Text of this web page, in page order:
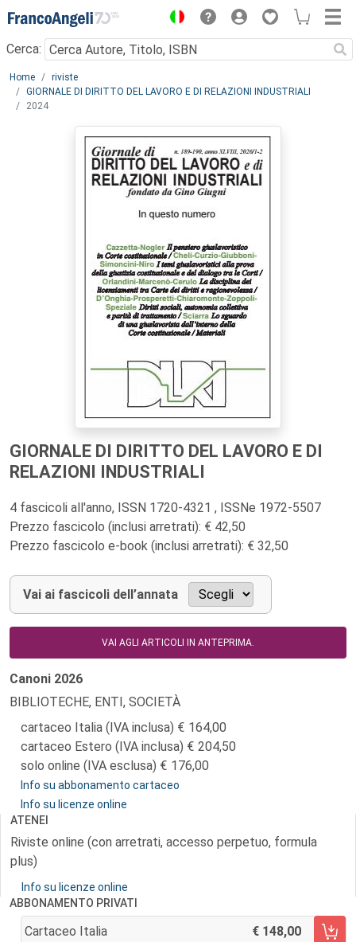
Menu
Cerca:
Main content
Home
riviste
GIORNALE DI DIRITTO DEL LAVORO E DI RELAZIONI INDUSTRIALI
2024
GIORNALE DI DIRITTO DEL LAVORO E DI
RELAZIONI INDUSTRIALI
4 fascicoli all'anno, ISSN 1720-4321 , ISSNe 1972-5507
Prezzo fascicolo (inclusi arretrati): € 42,50
Prezzo fascicolo e-book (inclusi arretrati): € 32,50
Vai ai fascicoli dell’annata
VAI AGLI ARTICOLI IN ANTEPRIMA.
Canoni 2026
BIBLIOTECHE, ENTI, SOCIETÀ
cartaceo Italia (IVA inclusa)
164,00
cartaceo Estero (IVA inclusa)
204,50
solo online (IVA esclusa)
176,00
Info su abbonamento cartaceo
Info su licenze online
ATENEI
Riviste online (con arretrati, accesso perpetuo, formula
plus)
Info su licenze online
ABBONAMENTO PRIVATI
Cartaceo Italia 148,00